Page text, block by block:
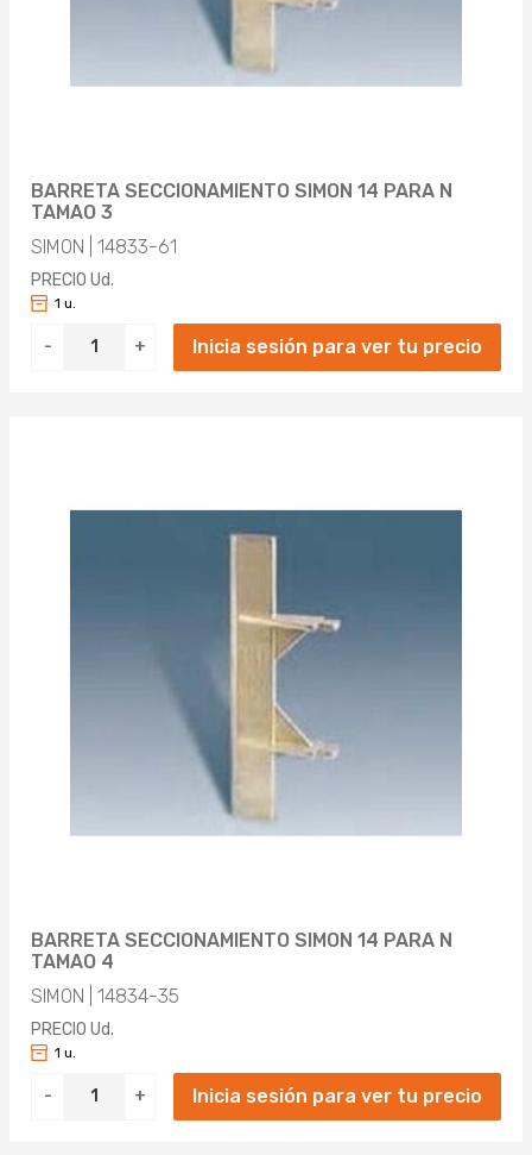
BARRETA SECCIONAMIENTO SIMON 14 PARA N
TAMAO 3
SIMON | 14833-61
PRECIO Ud.
- +
1 u.
Inicia sesión para ver tu precio
BARRETA SECCIONAMIENTO SIMON 14 PARA N
TAMAO 4
SIMON | 14834-35
PRECIO Ud.
- +
1 u.
Inicia sesión para ver tu precio